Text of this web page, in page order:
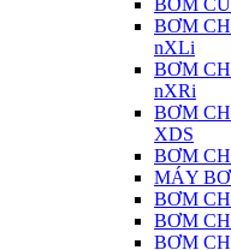
BƠM
BƠM
nXLi
BƠM
nXRi
BƠM
XDS
BƠM
MÁY
BƠM
BƠM
BƠM